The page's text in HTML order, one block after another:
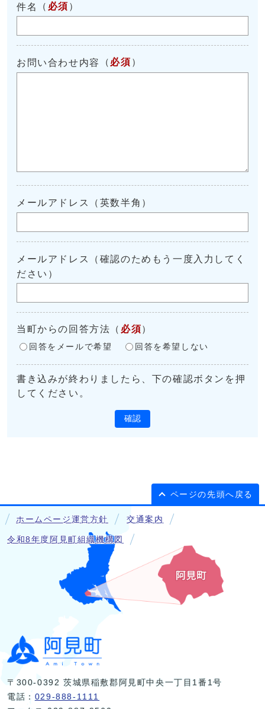
件名 （ 必須 ）
お問い合わせ内容 （ 必須 ）
メールアドレス（英数半角）
メールアドレス（確認のためもう一度入力してく
ださい）
当町からの回答方法 （ 必須 ）
回答をメールで希望 回答を希望しない
書き込みが終わりましたら、下の確認ボタンを押
してください。
確認
ページの先頭へ戻る
ホームページ運営方針 交通案内
令和8年度阿見町組織機構図
〒300-0392 茨城県稲敷郡阿見町中央一丁目1番1号
電話： 029-888-1111